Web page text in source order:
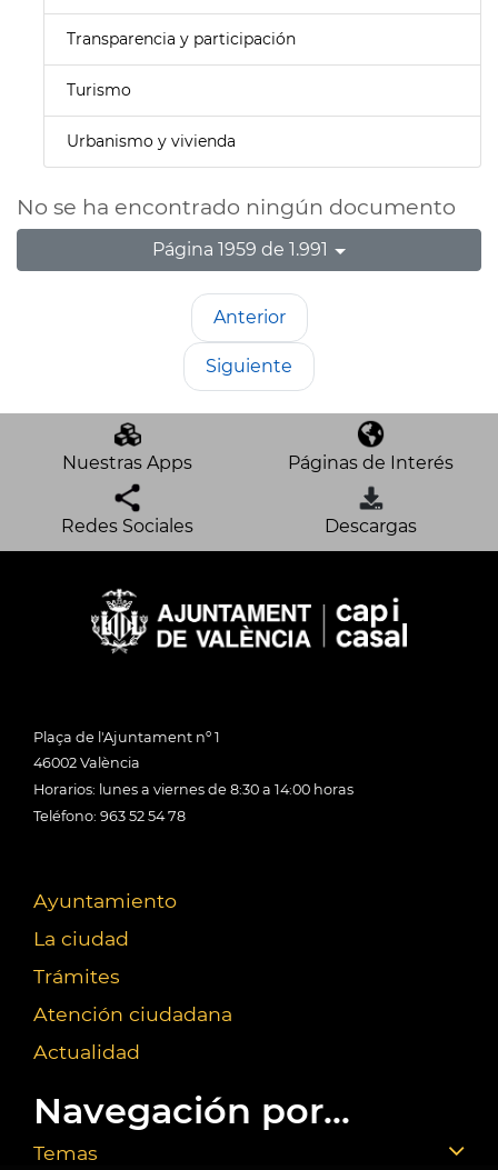
Transparencia y participación
Turismo
Urbanismo y vivienda
No se ha encontrado ningún documento
Página 1959 de 1.991
Anterior
Siguiente
Nuestras Apps Páginas de Interés
Redes Sociales Descargas
Plaça de l'Ajuntament nº 1
46002 València
Horarios: lunes a viernes de 8:30 a 14:00 horas
Teléfono: 963 52 54 78
Ayuntamiento
La ciudad
Trámites
Atención ciudadana
Actualidad
Navegación por...
Temas